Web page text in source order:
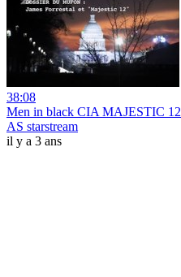
38:08
Men in black CIA MAJESTIC 12
AS starstream
il y a 3 ans